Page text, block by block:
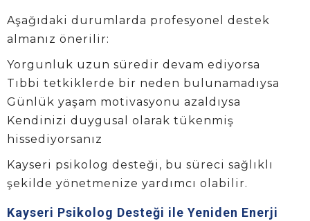
Aşağıdaki durumlarda profesyonel destek
almanız önerilir:
Yorgunluk uzun süredir devam ediyorsa
Tıbbi tetkiklerde bir neden bulunamadıysa
Günlük yaşam motivasyonu azaldıysa
Kendinizi duygusal olarak tükenmiş
hissediyorsanız
Kayseri psikolog desteği, bu süreci sağlıklı
şekilde yönetmenize yardımcı olabilir.
Kayseri Psikolog Desteği ile Yeniden Enerji